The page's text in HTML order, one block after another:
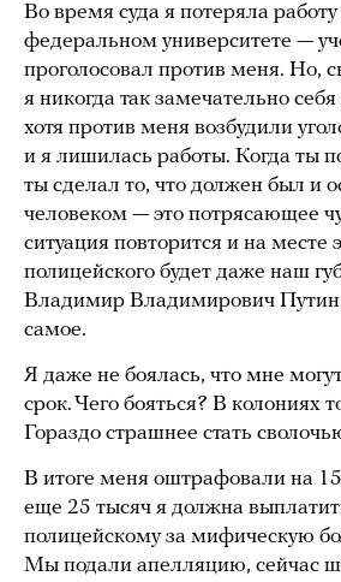
Во время суда я потеряла
федеральном университете —
проголосовал против меня. Но,
я никогда так замечательно
хотя против меня возбудили
и я лишилась работы. Когда ты
ты сделал то, что должен был и
человеком — это потрясающее
ситуация повторится и на месте
полицейского будет даже наш
Владимир Владимирович
самое.
Я даже не боялась, что мне
срок. Чего бояться? В колониях
Гораздо страшнее стать
В итоге меня оштрафовали на
еще 25 тысяч я должна
полицейскому за мифическую
Мы подали апелляцию, сейчас